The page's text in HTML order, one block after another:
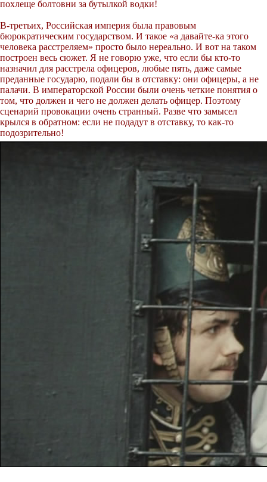
похлеще болтовни за бутылкой водки!
В-третьих, Российская империя была правовым
бюрократическим государством. И такое «а давайте-ка этого
человека расстреляем» просто было нереально. И вот на таком
построен весь сюжет. Я не говорю уже, что если бы кто-то
назначил для расстрела офицеров, любые пять, даже самые
преданные государю, подали бы в отставку: они офицеры, а не
палачи. В императорской России были очень четкие понятия о
том, что должен и чего не должен делать офицер. Поэтому
сценарий провокации очень странный. Разве что замысел
крылся в обратном: если не подадут в отставку, то как-то
подозрительно!